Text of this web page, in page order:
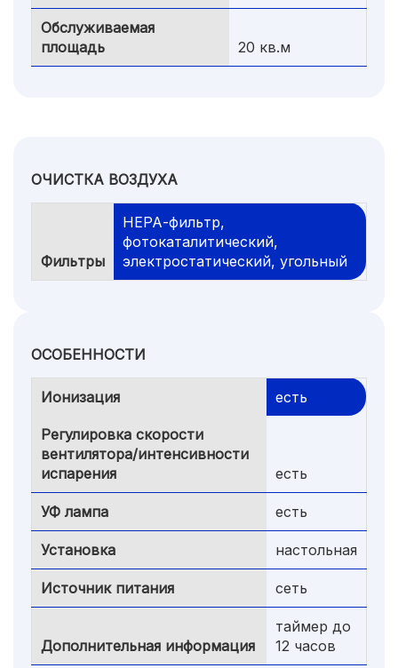
Обслуживаемая
площадь
20 кв.м
ОЧИСТКА ВОЗДУХА
Фильтры
НЕРА-фильтр,
фотокаталитический,
электростатический, угольный
ОСОБЕННОСТИ
Ионизация есть
Регулировка скорости
вентилятора/интенсивности
испарения
есть
УФ лампа есть
Установка настольная
Источник питания сеть
Дополнительная информация
таймер до
12 часов